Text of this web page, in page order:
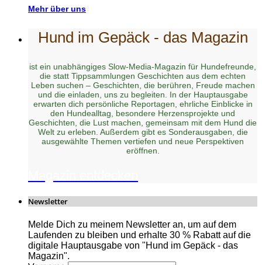
Mehr über uns
Hund im Gepäck - das Magazin
ist ein unabhängiges Slow-Media-Magazin für Hundefreunde,
die statt Tippsammlungen Geschichten aus dem echten
Leben suchen – Geschichten, die berühren, Freude machen
und die einladen, uns zu begleiten. In der Hauptausgabe
erwarten dich persönliche Reportagen, ehrliche Einblicke in
den Hundealltag, besondere Herzensprojekte und
Geschichten, die Lust machen, gemeinsam mit dem Hund die
Welt zu erleben. Außerdem gibt es Sonderausgaben, die
ausgewählte Themen vertiefen und neue Perspektiven
eröffnen.
Newsletter
Melde Dich zu meinem Newsletter an, um auf dem
Laufenden zu bleiben und erhalte 30 % Rabatt auf die
digitale Hauptausgabe von "Hund im Gepäck - das
Magazin".